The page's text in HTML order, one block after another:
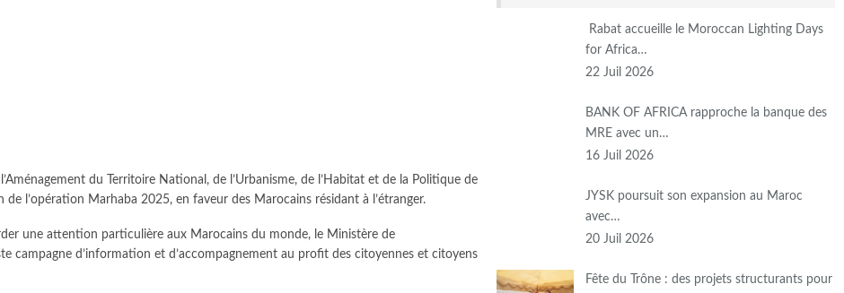
du Territoire National, de l’Urbanisme, de l’Habitat et de la Politique de
de l’opération Marhaba 2025, en faveur des Marocains résidant à l’étranger.
une attention particulière aux Marocains du monde, le Ministère de
campagne d’information et d’accompagnement au profit des citoyennes et citoyens
Rabat accueille le Moroccan Lighting Days
for Africa…
22 Juil 2026
BANK OF AFRICA rapproche la banque des
MRE avec un…
16 Juil 2026
JYSK poursuit son expansion au Maroc
avec…
20 Juil 2026
Fête du Trône : des projets structurants pour